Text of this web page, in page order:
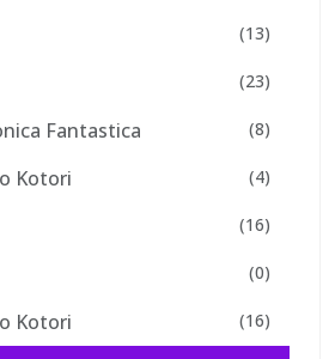
(13)
(23)
Fantastica (8)
Kotori (4)
(16)
(0)
Kotori (16)